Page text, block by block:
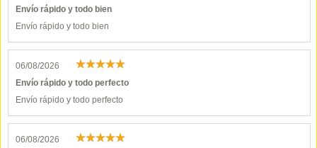
Envío rápido y todo bien
Envío rápido y todo bien
06/08/2026
Envío rápido y todo perfecto
Envío rápido y todo perfecto
06/08/2026